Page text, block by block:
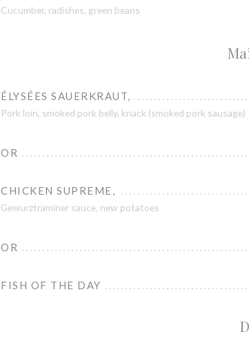
Cucumber, radishes, green beans
ÉLYSÉES SAUERKRAUT,
Pork loin, smoked pork belly, knack (smoked pork sausage)
OR
CHICKEN SUPREME,
Gewurztraminer sauce, new potatoes
OR
FISH OF THE DAY